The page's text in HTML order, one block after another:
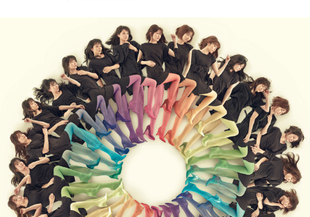
そんなにこないし」と、相方の河島あみるさんに愚痴をこぼ
していました。「一輝のSAKANA道！」ファンの皆さん、ぜ
ひ励ましのメッセージや質問などを送ってみてください！
■放送日時：毎週土曜日 12時30分～14時30分 （※「一輝の
SAKANA道！」は13時5分〜13時10分頃放送）
この番組をラジコで聴く
広島FM『ASAからZOO！アニマルポン！シーズン2』
かなり手間がかかっている動物情報番組です。鳴き声で動物
『radiko.jpプレミアム（エリアフリー聴取）』なら、全国の
ラジオ番組を楽しむことができます。
る。』の比企谷八幡役で知られ、現在放送中のアニメ『十二
大戦』に出演中の江口拓也さんです。
番組では、安元さんと江口さんがリスナーからの自由なメー
ルやリクエストに応え、深夜ラジオらしいフリートークを展
開。また2人によるMixChannelでのゲリラ「生配信」にも注
目が集まっていますよ！
人気声優・西山宏太朗さんがゲストとして登場！
公開収録ではパーソナリティの2人に加え、江口さんの事務所
の後輩であり、安元さんとも共演歴のある人気声優・西山宏